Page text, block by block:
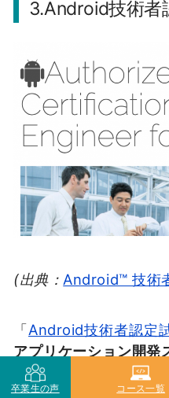
3.Android技術者
(出典： Android™ 技術
「Android技術者認定
アプリケーション開発
開発者の技術力を測る
卒業生の声 コース一覧